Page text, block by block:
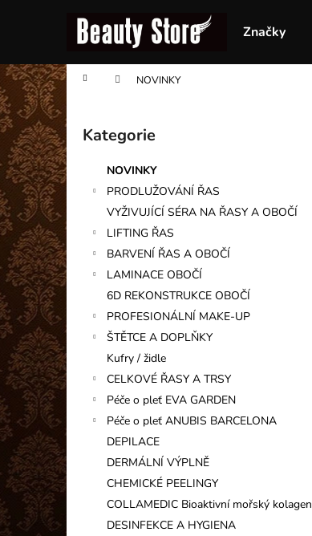
Značky
Domů NOVINKY
o
s
t
r
n
n
í
n
e
l
Přeskočit
kategorie
Kategorie
NOVINKY
PRODLUŽOVÁNÍ ŘAS
VYŽIVUJÍCÍ SÉRA NA ŘASY A OBOČÍ
LIFTING ŘAS
BARVENÍ ŘAS A OBOČÍ
LAMINACE OBOČÍ
6D REKONSTRUKCE OBOČÍ
PROFESIONÁLNÍ MAKE-UP
ŠTĚTCE A DOPLŇKY
Kufry / židle
CELKOVÉ ŘASY A TRSY
Péče o pleť EVA GARDEN
Péče o pleť ANUBIS BARCELONA
DEPILACE
DERMÁLNÍ VÝPLNĚ
CHEMICKÉ PEELINGY
COLLAMEDIC Bioaktivní mořský kolagen
DESINFEKCE A HYGIENA
í
k
do
obchodu
do
obchodu
INFORMAČNÍ KARTIČKA
1 Kč